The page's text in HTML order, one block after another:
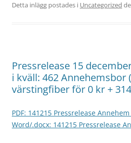
Detta inlägg postades i Uncategorized
Pressrelease 15
i kväll: 462 Annehemsbor
värstingfiber för 0 kr +
PDF: 141215 Pressrelease
Word/.docx: 141215 Pressrelease